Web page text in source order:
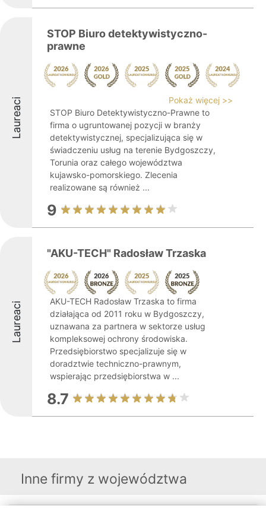
Laureaci
STOP Biuro detektywistyczno-
prawne
Pokaż więcej >>
STOP Biuro Detektywistyczno-Prawne to
firma o ugruntowanej pozycji w branży
detektywistycznej, specjalizująca się w
świadczeniu usług na terenie Bydgoszczy,
Torunia oraz całego województwa
kujawsko-pomorskiego. Zlecenia
realizowane są również ...
9
Laureaci
"AKU-TECH" Radosław Trzaska
AKU-TECH Radosław Trzaska to firma
działająca od 2011 roku w Bydgoszczy,
uznawana za partnera w sektorze usług
kompleksowej ochrony środowiska.
Przedsiębiorstwo specjalizuje się w
doradztwie techniczno-prawnym,
wspierając przedsiębiorstwa w ...
8.7
Inne firmy z województwa